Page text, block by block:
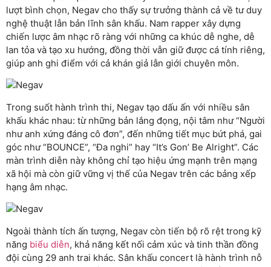
lượt bình chọn, Negav cho thấy sự trưởng thành cả về tư duy
nghệ thuật lẫn bản lĩnh sân khấu. Nam rapper xây dựng
chiến lược âm nhạc rõ ràng với những ca khúc dễ nghe, dễ
lan tỏa và tạo xu hướng, đồng thời vẫn giữ được cá tính riêng,
giúp anh ghi điểm với cả khán giả lẫn giới chuyên môn.
Trong suốt hành trình thi, Negav tạo dấu ấn với nhiều sân
khấu khác nhau: từ những bản lắng đọng, nội tâm như “Người
như anh xứng đáng cô đơn”, đến những tiết mục bứt phá, gai
góc như “BOUNCE”, “Đa nghi” hay “It’s Gon’ Be Alright”. Các
màn trình diễn này không chỉ tạo hiệu ứng mạnh trên mạng
xã hội mà còn giữ vững vị thế của Negav trên các bảng xếp
hạng âm nhạc.
Ngoài thành tích ấn tượng, Negav còn tiến bộ rõ rệt trong kỹ
năng biểu diễn, khả năng kết nối cảm xúc và tinh thần đồng
đội cùng 29 anh trai khác. Sân khấu concert là hành trình nỗ